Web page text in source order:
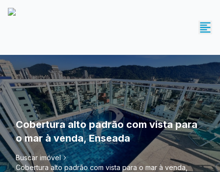
Cobertura alto padrão com vista para
o mar à venda, Enseada
Buscar imóvel
Cobertura alto padrão com vista para o mar à venda,